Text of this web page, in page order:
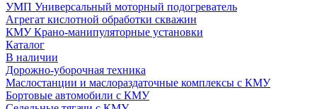
УМП Универсальный моторный подогреватель
Агрегат кислотной обработки скважин
КМУ Крано-манипуляторные установки
Каталог
В наличии
Дорожно-уборочная техника
Маслостанции и маслораздаточные комплексы с КМУ
Бортовые автомобили с КМУ